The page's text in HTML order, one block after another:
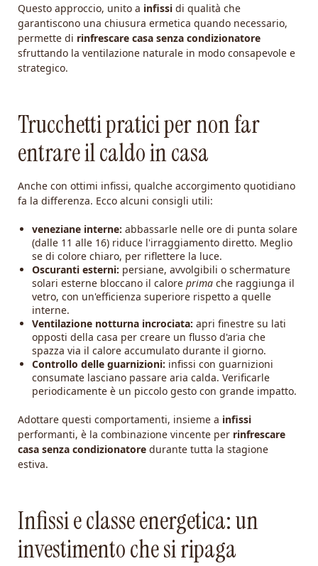
Questo approccio, unito a infissi di qualità che
garantiscono una chiusura ermetica quando necessario,
permette di rinfrescare casa senza condizionatore
sfruttando la ventilazione naturale in modo consapevole e
strategico.
Trucchetti pratici per non far
entrare il caldo in casa
Anche con ottimi infissi, qualche accorgimento quotidiano
fa la differenza. Ecco alcuni consigli utili:
veneziane interne: abbassarle nelle ore di punta solare
(dalle 11 alle 16) riduce l'irraggiamento diretto. Meglio
se di colore chiaro, per riflettere la luce.
Oscuranti esterni: persiane, avvolgibili o schermature
solari esterne bloccano il calore prima che raggiunga il
vetro, con un'efficienza superiore rispetto a quelle
interne.
Ventilazione notturna incrociata: apri finestre su lati
opposti della casa per creare un flusso d'aria che
spazza via il calore accumulato durante il giorno.
Controllo delle guarnizioni: infissi con guarnizioni
consumate lasciano passare aria calda. Verificarle
periodicamente è un piccolo gesto con grande impatto.
Adottare questi comportamenti, insieme a infissi
performanti, è la combinazione vincente per rinfrescare
casa senza condizionatore durante tutta la stagione
estiva.
Infissi e classe energetica: un
investimento che si ripaga